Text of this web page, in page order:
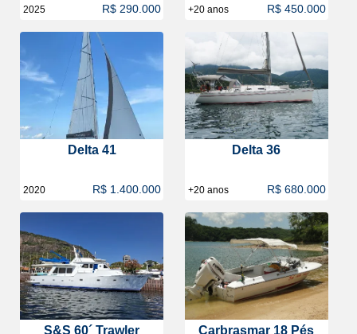
2025 R$ 290.000 +20 anos R$ 450.000
Delta 41
2020 R$ 1.400.000
Delta 36
+20 anos R$ 680.000
S&S 60´ Trawler
Carbrasmar 18 Pés